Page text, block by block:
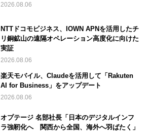
2026.08.06
NTTドコモビジネス、IOWN APNを活用したチ
リ銅鉱山の遠隔オペレーション高度化に向けた
実証
2026.08.06
楽天モバイル、Claudeを活用して「Rakuten
AI for Business」をアップデート
2026.08.06
オプテージ 名部社長「日本のデジタルインフ
ラ強靭化へ 関西から全国、海外へ羽ばたく」